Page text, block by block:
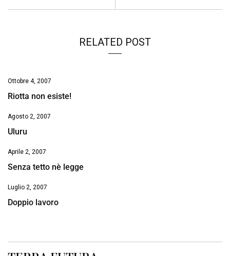
RELATED POST
Ottobre 4, 2007
Riotta non esiste!
Agosto 2, 2007
Uluru
Aprile 2, 2007
Senza tetto nè legge
Luglio 2, 2007
Doppio lavoro